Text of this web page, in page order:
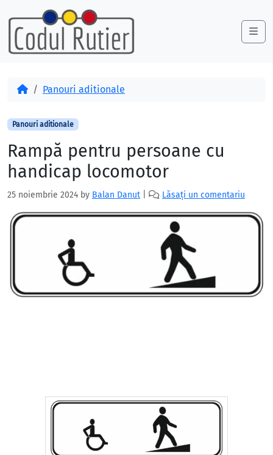
Skip to content
Skip to footer
AcasăPanouri aditionale
Panouri aditionale
Rampă pentru persoane cu
handicap locomotor
25 noiembrie 2024 by Balan Danut Lăsați un comentariu